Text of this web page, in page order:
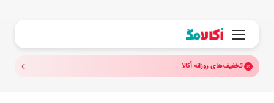
منو
تخفیف‌های روزانه اُکالا